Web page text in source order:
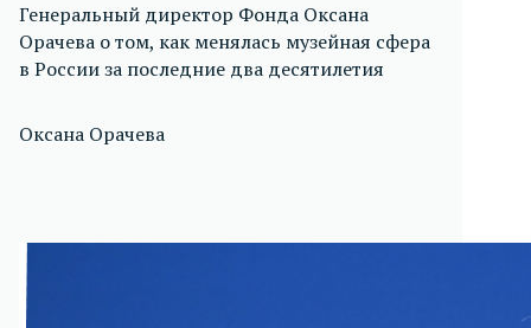
Генеральный директор Фонда Оксана
Орачева о том, как менялась музейная сфера
в России за последние два десятилетия
Оксана Орачева